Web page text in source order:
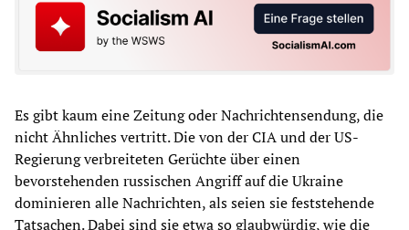
Es gibt kaum eine Zeitung oder Nachrichtensendung, die
nicht Ähnliches vertritt. Die von der CIA und der US-
Regierung verbreiteten Gerüchte über einen
bevorstehenden russischen Angriff auf die Ukraine
dominieren alle Nachrichten, als seien sie feststehende
Tatsachen. Dabei sind sie etwa so glaubwürdig, wie die